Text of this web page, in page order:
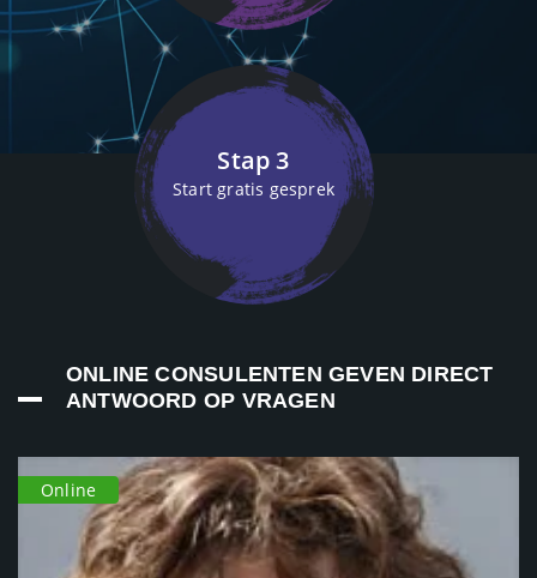
Stap 3
Start gratis gesprek
ONLINE CONSULENTEN GEVEN DIRECT
ANTWOORD OP VRAGEN
Online